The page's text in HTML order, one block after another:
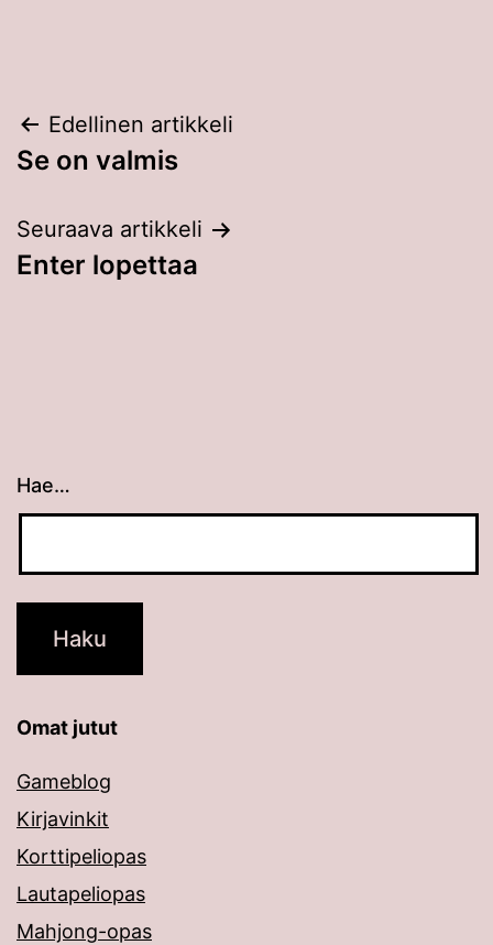
Artikkelien
selaus
Edellinen artikkeli
Se on valmis
Seuraava artikkeli
Enter lopettaa
Hae…
Kun tuloksia tulee, voit selata niitä
Omat jutut
Gameblog
Kirjavinkit
Korttipeliopas
Lautapeliopas
Mahjong-opas